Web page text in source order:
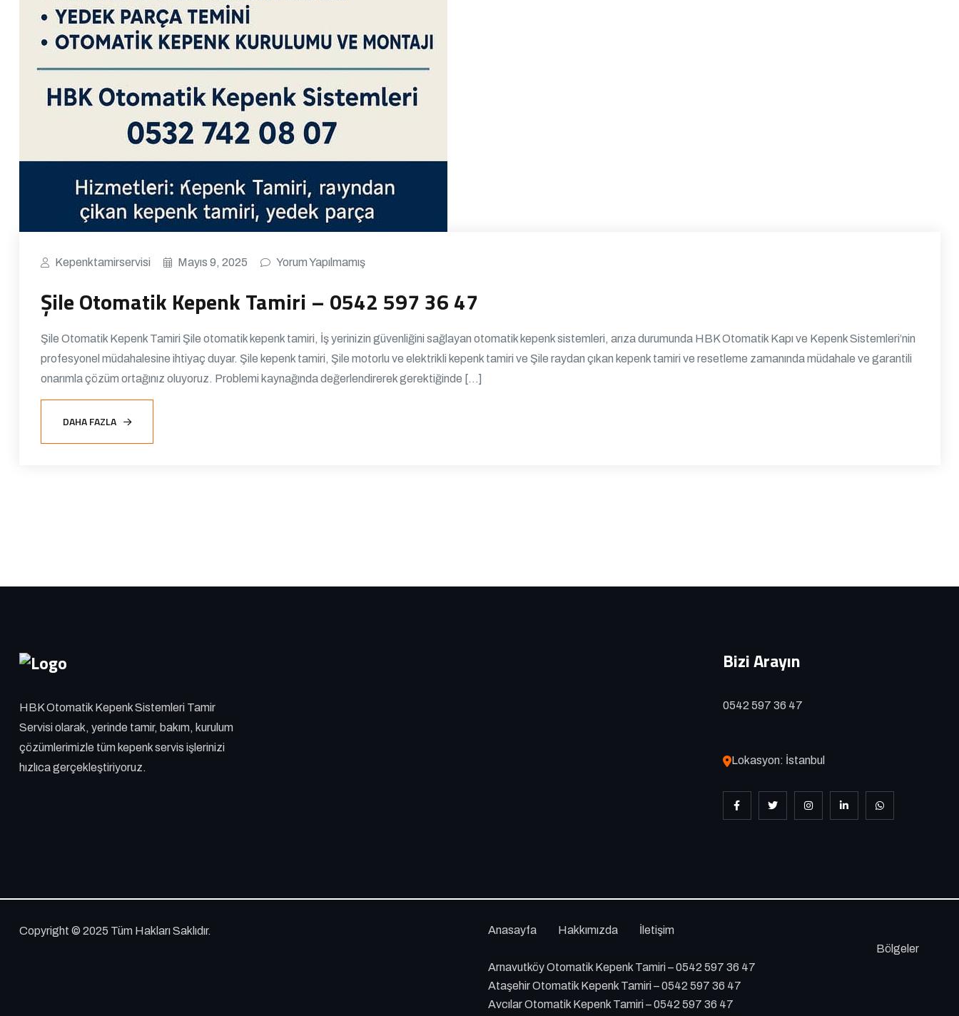
Kepenktamirservisi Mayıs 9, 2025 Yorum Yapılmamış
Şile Otomatik Kepenk Tamiri – 0542 597 36 47
Şile Otomatik Kepenk Tamiri Şile otomatik kepenk tamiri, İş yerinizin güvenliğini sağlayan otomatik kepenk sistemleri, arıza durumunda HBK Otomatik Kapı ve Kepenk Sistemleri’nin
profesyonel müdahalesine ihtiyaç duyar. Şile kepenk tamiri, Şile motorlu ve elektrikli kepenk tamiri ve Şile raydan çıkan kepenk tamiri ve resetleme zamanında müdahale ve garantili
onarımla çözüm ortağınız oluyoruz. Problemi kaynağında değerlendirerek gerektiğinde […]
DAHA FAZLA
HBK Otomatik Kepenk Sistemleri Tamir
Servisi olarak, yerinde tamir, bakım, kurulum
çözümlerimizle tüm kepenk servis işlerinizi
hızlıca gerçekleştiriyoruz.
Bizi Arayın
0542 597 36 47
Lokasyon: İstanbul
Copyright © 2025 Tüm Hakları Saklıdır. Anasayfa Hakkımızda
İletişim
Bölgeler
Arnavutköy Otomatik Kepenk Tamiri – 0542 597 36 47
Ataşehir Otomatik Kepenk Tamiri – 0542 597 36 47
Avcılar Otomatik Kepenk Tamiri – 0542 597 36 47